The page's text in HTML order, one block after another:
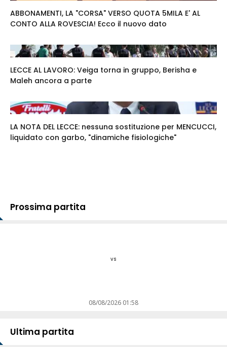
ABBONAMENTI, LA "CORSA" VERSO QUOTA 5MILA E' AL
CONTO ALLA ROVESCIA! Ecco il nuovo dato
LECCE AL LAVORO: Veiga torna in gruppo, Berisha e
Maleh ancora a parte
LA NOTA DEL LECCE: nessuna sostituzione per MENCUCCI,
liquidato con garbo, "dinamiche fisiologiche"
Prossima partita
vs
08/08/2026 01:58
Ultima partita